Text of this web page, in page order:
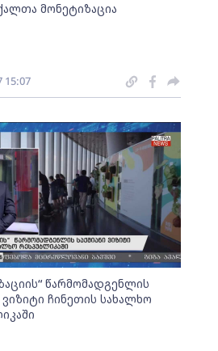
მონეტიზაცია
15:07
წარმომადგენლის
ვიზიტი ჩინეთის სახალხო